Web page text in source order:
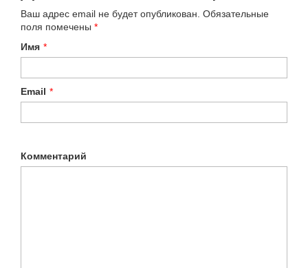
Ваш адрес email не будет опубликован. Обязательные
поля помечены *
Имя *
Email *
Комментарий